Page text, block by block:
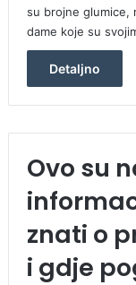
su brojne glumice,
dame koje su
Detaljno
Ovo su
znati o
i gdje